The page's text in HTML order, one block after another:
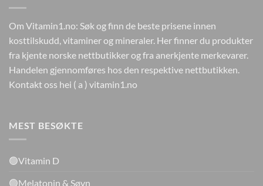
Om Vitamin1.no: Søk og finn de beste prisene innen
kosttilskudd, vitaminer og mineraler. Her finner du produkter
fra kjente norske nettbutikker og fra anerkjente merkevarer.
Handelen gjennomføres hos den respektive nettbutikken.
Kontakt oss hei ( a ) vitamin1.no
MEST BESØKTE
🟢Vitamin D
🟢Melatonin & Søvn